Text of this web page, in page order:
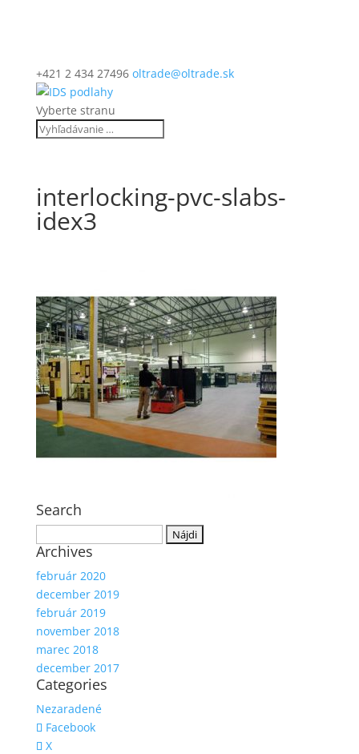
+421 2 434 27496 oltrade@oltrade.sk
Vyberte stranu
interlocking-pvc-slabs-
idex3
Search
Archives
február 2020
december 2019
február 2019
november 2018
marec 2018
december 2017
Categories
Nezaradené
Facebook
X